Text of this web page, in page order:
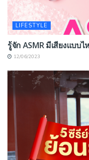
LIFESTYLE
รู้จัก ASMR มีเสียงแบบไ
12/06/2023